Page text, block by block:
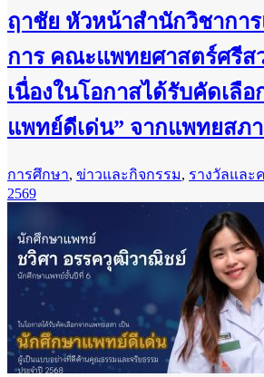
ฤาชัย หัวหน้าสำนักวิชากา
การ คณะแพทยศาสตร์ศรีส
เนื่องในโอกาสได้รับคัดเลือ
แพทย์ดีเด่น” จากแพทยสภา
การศึกษา, ข่าวและกิจกรรม, รางวัลและ
2569